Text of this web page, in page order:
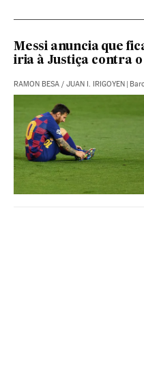
Messi anuncia que
iria à Justiça contra o
RAMON BESA / JUAN I. IRIGOYEN